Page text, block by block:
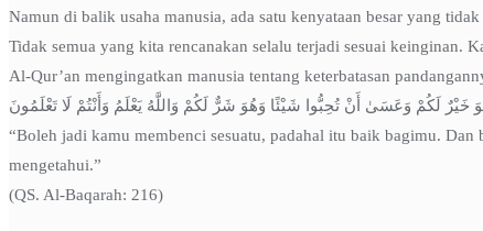
Namun di balik usaha manusia, ada satu kenyataan besar yang
Tidak semua yang kita rencanakan selalu terjadi sesuai keinginan.
Al-Qur’an mengingatkan manusia tentang keterbatasan
لَكُمْ وَعَسَىٰ أَنْ تُحِبُّوا شَيْئًا وَهُوَ شَرٌّ لَكُمْ وَاللَّهُ يَعْلَمُ وَأَنْتُمْ لَا تَعْلَمُونَ
“Boleh jadi kamu membenci sesuatu, padahal itu baik bagimu.
mengetahui.”
(QS. Al-Baqarah: 216)